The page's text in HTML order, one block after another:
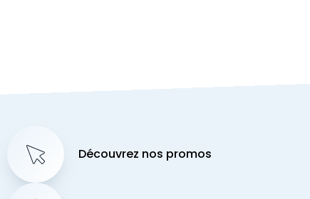
Découvrez nos promos